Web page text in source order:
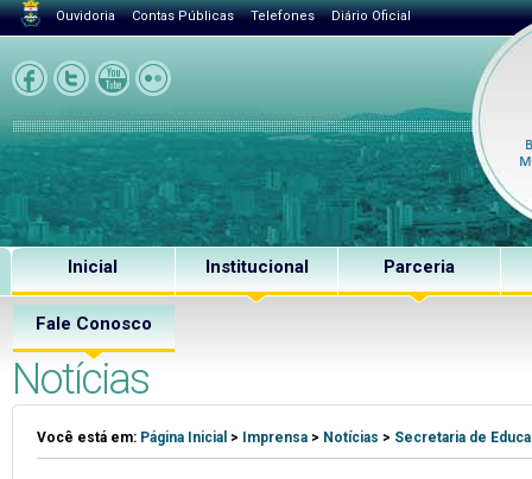
Ouvidoria Contas Públicas Telefones Diário Oficial
Inicial Institucional Parceria
Fale Conosco
Notícias
Você está em: Página Inicial > Imprensa > Notícias > Secretaria de